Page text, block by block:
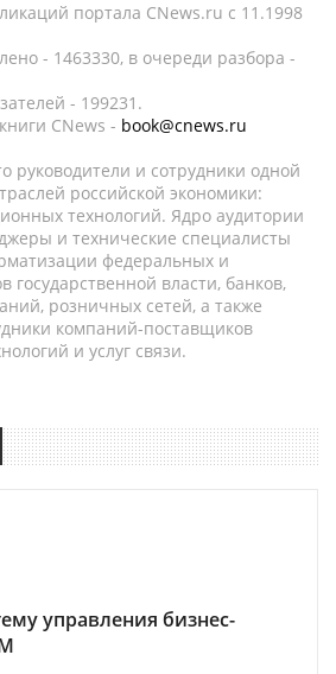
портала CNews.ru c 11.1998
- 1463330, в очереди разбора -
- 199231.
CNews - book@cnews.ru
руководители и сотрудники одной
российской экономики:
технологий. Ядро аудитории
и технические специалисты
федеральных и
государственной власти, банков,
розничных сетей, а также
компаний-поставщиков
и услуг связи.
управления бизнес-